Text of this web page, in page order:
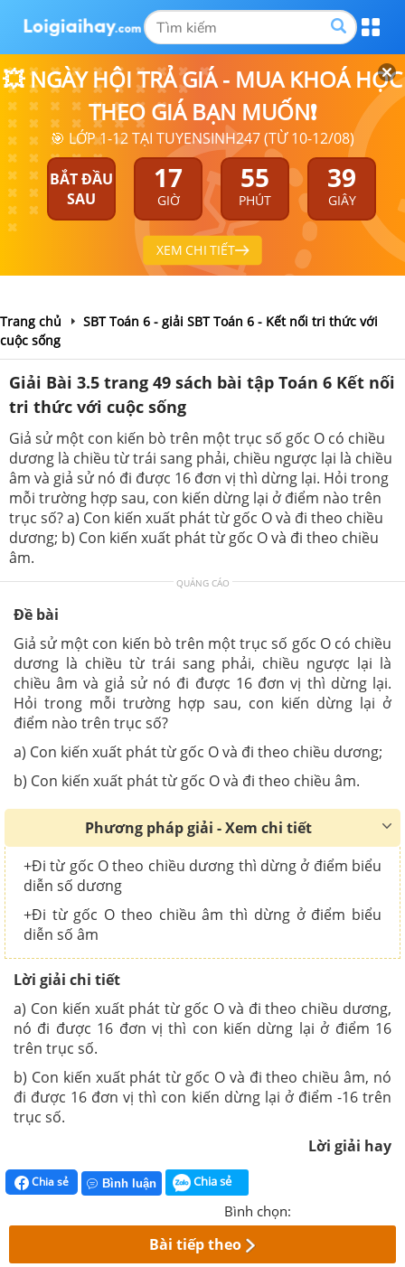
💥 NGÀY HỘI TRẢ GIÁ - MUA KHOÁ HỌC
THEO GIÁ BẠN MUỐN❗
🎯 LỚP 1-12 TẠI TUYENSINH247 (TỪ 10-12/08)
BẮT ĐẦU
SAU
17
GIỜ
55
PHÚT
39
GIÂY
XEM CHI TIẾT
Trang chủ
SBT Toán 6 - giải SBT Toán 6 - Kết nối tri thức với
cuộc sống
Giải Bài 3.5 trang 49 sách bài tập Toán 6 Kết nối
tri thức với cuộc sống
Giả sử một con kiến bò trên một trục số gốc O có chiều
dương là chiều từ trái sang phải, chiều ngược lại là chiều
âm và giả sử nó đi được 16 đơn vị thì dừng lại. Hỏi trong
mỗi trường hợp sau, con kiến dừng lại ở điểm nào trên
trục số? a) Con kiến xuất phát từ gốc O và đi theo chiều
dương; b) Con kiến xuất phát từ gốc O và đi theo chiều
âm.
QUẢNG CÁO
Đề bài
Giả sử một con kiến bò trên một trục số gốc O có chiều
dương là chiều từ trái sang phải, chiều ngược lại là
chiều âm và giả sử nó đi được 16 đơn vị thì dừng lại.
Hỏi trong mỗi trường hợp sau, con kiến dừng lại ở
điểm nào trên trục số?
a) Con kiến xuất phát từ gốc O và đi theo chiều dương;
b) Con kiến xuất phát từ gốc O và đi theo chiều âm.
Phương pháp giải - Xem chi tiết
+Đi từ gốc O theo chiều dương thì dừng ở điểm biểu
diễn số dương
+Đi từ gốc O theo chiều âm thì dừng ở điểm biểu
diễn số âm
Lời giải chi tiết
a) Con kiến xuất phát từ gốc O và đi theo chiều dương,
nó đi được 16 đơn vị thì con kiến dừng lại ở điểm 16
trên trục số.
b) Con kiến xuất phát từ gốc O và đi theo chiều âm, nó
đi được 16 đơn vị thì con kiến dừng lại ở điểm -16 trên
trục số.
Lời giải hay
Chia sẻ Bình luận Chia sẻ
Bình chọn:
Bài tiếp theo